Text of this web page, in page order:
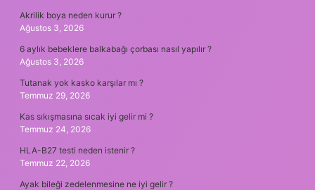
Akrilik boya neden kurur ?
Ağustos 3, 2026
6 aylık bebeklere balkabağı çorbası nasıl yapılır ?
Ağustos 3, 2026
Tutanak yok kasko karşılar mı ?
Temmuz 29, 2026
Kas sıkışmasına sıcak iyi gelir mi ?
Temmuz 24, 2026
HLA-B27 testi neden istenir ?
Temmuz 22, 2026
Ayak bileği zedelenmesine ne iyi gelir ?